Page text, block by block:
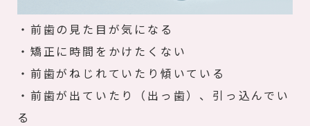
・前歯の見た目が気になる
・矯正に時間をかけたくない
・前歯がねじれていたり傾いている
・前歯が出ていたり（出っ歯）、引っ込んでい
る